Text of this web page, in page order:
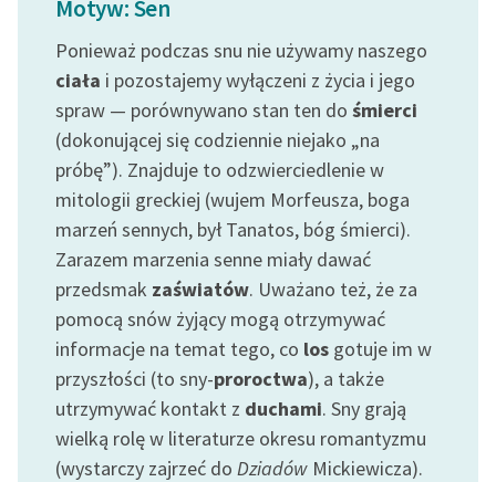
Ręce pełne poezji
Kolekcje edukacyjne
twórców przechodzących
do domeny publicznej,
lektur szkolnych oraz
Starego Testamentu
Odkurzamy bohaterów
Szkoła Poezji Wolnych
O nas
Kontakt
O projekcie
Zespół
Motyw: Sen
Ponieważ podczas snu nie używamy naszego
ciała i pozostajemy wyłączeni z życia i jego
spraw — porównywano stan ten do śmierci
(dokonującej się codziennie niejako „na
próbę”). Znajduje to odzwierciedlenie w
mitologii greckiej (wujem Morfeusza, boga
marzeń sennych, był Tanatos, bóg śmierci).
Zarazem marzenia senne miały dawać
przedsmak zaświatów. Uważano też, że za
pomocą snów żyjący mogą otrzymywać
informacje na temat tego, co los gotuje im w
przyszłości (to sny-proroctwa), a także
utrzymywać kontakt z duchami. Sny grają
wielką rolę w literaturze okresu romantyzmu
(wystarczy zajrzeć do Dziadów Mickiewicza).